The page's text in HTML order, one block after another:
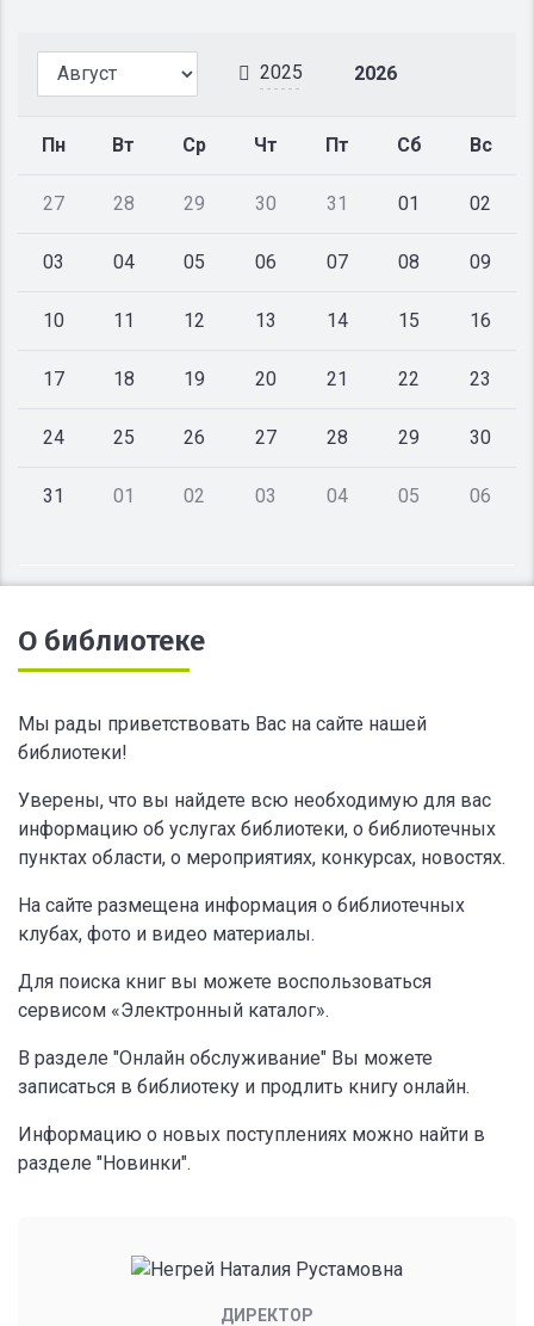
2025 2026
Пн Вт Ср Чт Пт Сб Вс
27 28 29 30 31 01 02
03 04 05 06 07 08 09
10 11 12 13 14 15 16
17 18 19 20 21 22 23
24 25 26 27 28 29 30
31 01 02 03 04 05 06
О библиотеке
Мы рады приветствовать Вас на сайте нашей
библиотеки!
Уверены, что вы найдете всю необходимую для вас
информацию об услугах библиотеки, о библиотечных
пунктах области, о мероприятиях, конкурсах, новостях.
На сайте размещена информация о библиотечных
клубах, фото и видео материалы.
Для поиска книг вы можете воспользоваться
сервисом «Электронный каталог».
В разделе "Онлайн обслуживание" Вы можете
записаться в библиотеку и продлить книгу онлайн.
Информацию о новых поступлениях можно найти в
разделе "Новинки".
ДИРЕКТОР